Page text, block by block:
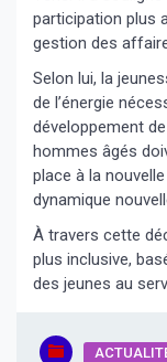
participation plus
gestion des
Selon lui, la
de l’énergie
développement
hommes âgés
place à la
dynamique
À travers cette
plus inclusive,
des jeunes au